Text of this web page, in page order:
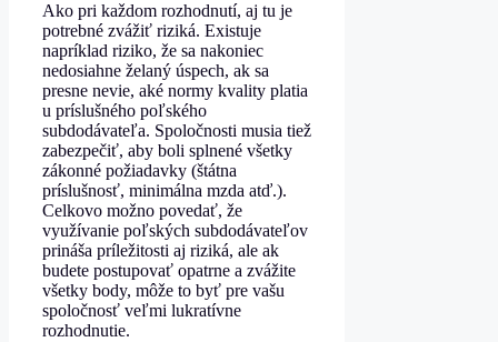
Ako pri každom rozhodnutí, aj tu je
potrebné zvážiť riziká. Existuje
napríklad riziko, že sa nakoniec
nedosiahne želaný úspech, ak sa
presne nevie, aké normy kvality platia
u príslušného poľského
subdodávateľa. Spoločnosti musia tiež
zabezpečiť, aby boli splnené všetky
zákonné požiadavky (štátna
príslušnosť, minimálna mzda atď.).
Celkovo možno povedať, že
využívanie poľských subdodávateľov
prináša príležitosti aj riziká, ale ak
budete postupovať opatrne a zvážite
všetky body, môže to byť pre vašu
spoločnosť veľmi lukratívne
rozhodnutie.